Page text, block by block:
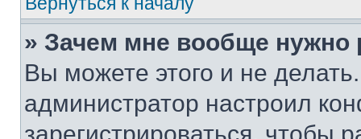
» Зачем мне вообще нужно
Вы можете этого и не
администратор настроил